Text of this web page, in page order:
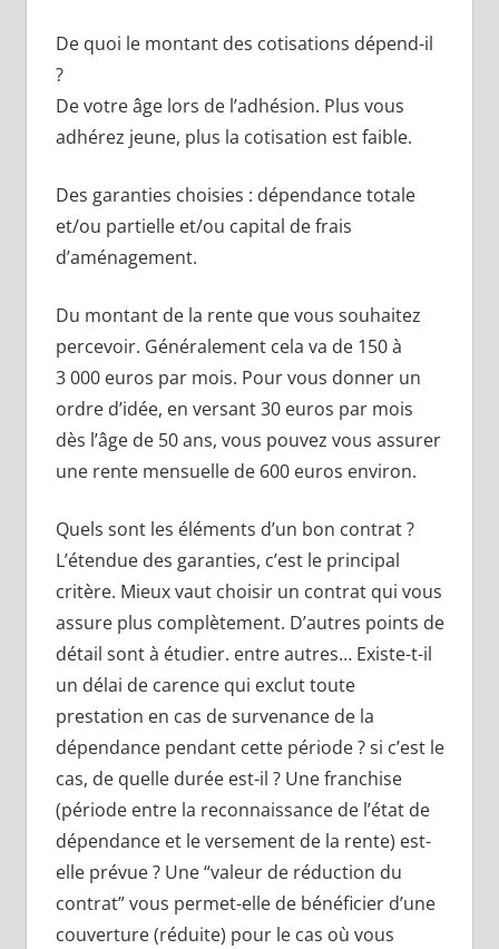
De quoi le montant des cotisations dépend-il
?
De votre âge lors de l’adhésion. Plus vous
adhérez jeune, plus la cotisation est faible.
Des garanties choisies : dépendance totale
et/ou partielle et/ou capital de frais
d’aménagement.
Du montant de la rente que vous souhaitez
percevoir. Généralement cela va de 150 à
3 000 euros par mois. Pour vous donner un
ordre d’idée, en versant 30 euros par mois
dès l’âge de 50 ans, vous pouvez vous assurer
une rente mensuelle de 600 euros environ.
Quels sont les éléments d’un bon contrat ?
L’étendue des garanties, c’est le principal
critère. Mieux vaut choisir un contrat qui vous
assure plus complètement. D’autres points de
détail sont à étudier. entre autres… Existe-t-il
un délai de carence qui exclut toute
prestation en cas de survenance de la
dépendance pendant cette période ? si c’est le
cas, de quelle durée est-il ? Une franchise
(période entre la reconnaissance de l’état de
dépendance et le versement de la rente) est-
elle prévue ? Une “valeur de réduction du
contrat” vous permet-elle de bénéficier d’une
couverture (réduite) pour le cas où vous